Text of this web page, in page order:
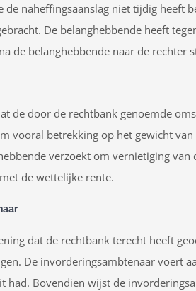
naheffingsaanslag niet tijdig heeft
De belanghebbende heeft
de belanghebbende naar de rechter
de door de rechtbank genoemde
vooral betrekking op het gewicht
verzoekt om vernietiging
de wettelijke rente.
dat de rechtbank terecht heeft
De invorderingsambtenaar voert
Bovendien wijst de